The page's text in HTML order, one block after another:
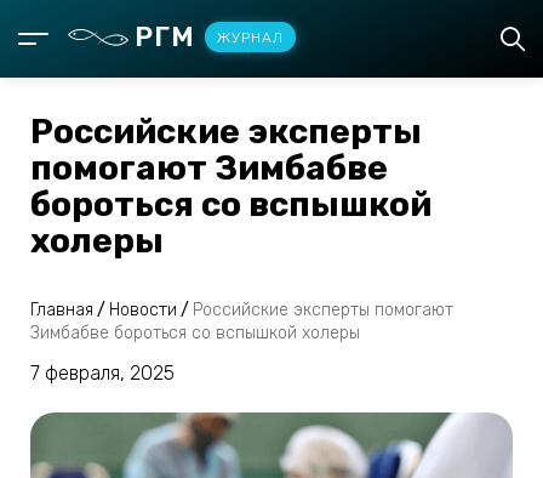
РГМ ЖУРНАЛ
Российские эксперты
помогают Зимбабве
бороться со вспышкой
холеры
Главная / Новости / Российские эксперты помогают
Зимбабве бороться со вспышкой холеры
7 февраля, 2025